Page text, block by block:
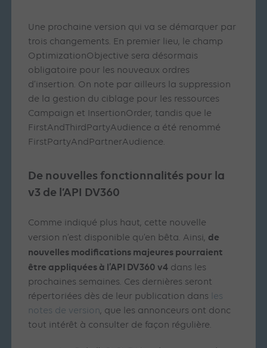
Une prochaine version qui va se démarquer par
trois changements. En premier lieu, le champ
OptimizationObjective sera désormais
obligatoire pour les nouveaux ordres
d’insertion. On note par ailleurs la suppression
de la gestion du ciblage pour les ressources
Campaign et InsertionOrder, tandis que le
FirstAndThirdPartyAudience a été renommé
FirstPartyAndPartnerAudience.
De nouvelles fonctionnalités pour la
v3 de l’API DV360
Comme indiqué plus haut, cette nouvelle
version n’est disponible qu’en bêta. Ainsi, de
nouvelles modifications majeures pourraient
être appliquées à l’API DV360 v4 dans les
prochaines semaines. Ces dernières seront
répertoriées dès de leur publication dans
les
notes de version, que les annonceurs ont donc
tout intérêt à consulter de façon régulière.